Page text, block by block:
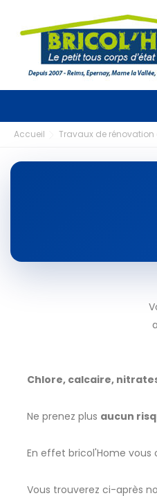
Accueil Travaux de rénovation
Chlore, calcaire,
Ne prenez plus aucun
En effet bricol'Home vous
Vous trouverez ci-après